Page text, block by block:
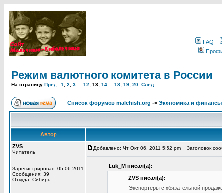
FAQ
Режим валютного комитета в России
На страницу Пред. 1 2 3 12 13 14 18 19 20 След.
Список форумов malchish.org -> Экономика и финансы
Автор
ZVS
Читатель
Зарегистрирован: 05.06.2011
Сообщения: 39
Откуда: Сибирь
Добавлено: Чт Окт 06, 2011 5:52 pm Заголовок
Luk_M писал(а):
ZVS писал(а):
Экспортёры с обязательной